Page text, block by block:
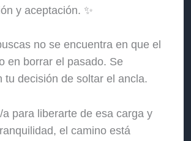
y aceptación. ✨
no se encuentra en que el
en borrar el pasado. Se
tu decisión de soltar el ancla.
a para liberarte de esa carga y
el camino está